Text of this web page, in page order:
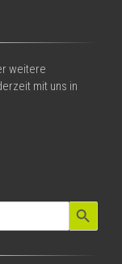
weitere
mit uns in
Search Button